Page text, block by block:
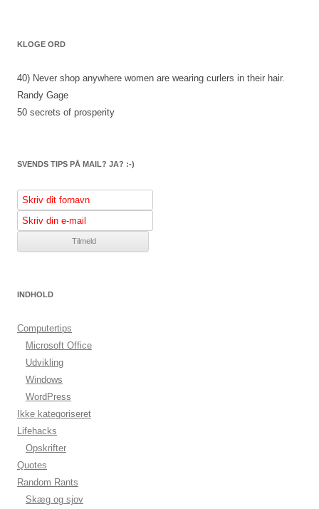
KLOGE ORD
40) Never shop anywhere women are wearing curlers in their hair.
Randy Gage
50 secrets of prosperity
SVENDS TIPS PÅ MAIL? JA? :-)
INDHOLD
Computertips
Microsoft Office
Udvikling
Windows
WordPress
Ikke kategoriseret
Lifehacks
Opskrifter
Quotes
Random Rants
Skæg og sjov